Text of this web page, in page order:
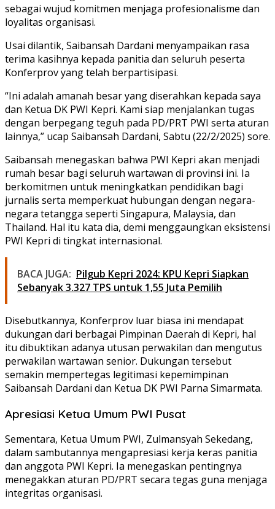
sebagai wujud komitmen menjaga profesionalisme dan
loyalitas organisasi.
Usai dilantik, Saibansah Dardani menyampaikan rasa
terima kasihnya kepada panitia dan seluruh peserta
Konferprov yang telah berpartisipasi.
“Ini adalah amanah besar yang diserahkan kepada saya
dan Ketua DK PWI Kepri. Kami siap menjalankan tugas
dengan berpegang teguh pada PD/PRT PWI serta aturan
lainnya,” ucap Saibansah Dardani, Sabtu (22/2/2025) sore.
Saibansah menegaskan bahwa PWI Kepri akan menjadi
rumah besar bagi seluruh wartawan di provinsi ini. Ia
berkomitmen untuk meningkatkan pendidikan bagi
jurnalis serta memperkuat hubungan dengan negara-
negara tetangga seperti Singapura, Malaysia, dan
Thailand. Hal itu kata dia, demi menggaungkan eksistensi
PWI Kepri di tingkat internasional.
BACA JUGA: Pilgub Kepri 2024: KPU Kepri Siapkan
Sebanyak 3.327 TPS untuk 1,55 Juta Pemilih
Disebutkannya, Konferprov luar biasa ini mendapat
dukungan dari berbagai Pimpinan Daerah di Kepri, hal
itu dibuktikan adanya utusan perwakilan dan mengutus
perwakilan wartawan senior. Dukungan tersebut
semakin mempertegas legitimasi kepemimpinan
Saibansah Dardani dan Ketua DK PWI Parna Simarmata.
Apresiasi Ketua Umum PWI Pusat
Sementara, Ketua Umum PWI, Zulmansyah Sekedang,
dalam sambutannya mengapresiasi kerja keras panitia
dan anggota PWI Kepri. Ia menegaskan pentingnya
menegakkan aturan PD/PRT secara tegas guna menjaga
integritas organisasi.